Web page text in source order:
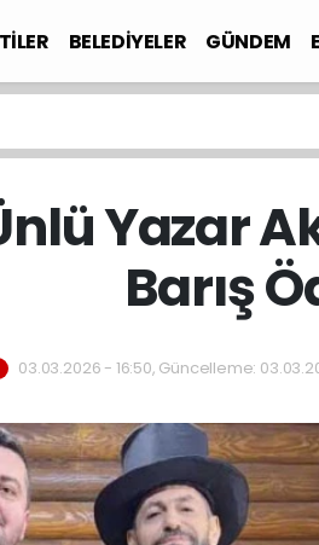
BELEDİYELER GÜNDEM
Yazar
Barış
03.03.2026 - 16:50, Güncelleme: